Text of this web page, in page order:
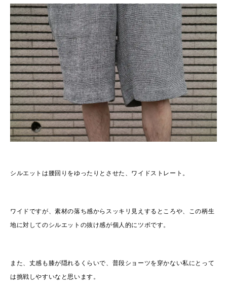
シルエットは腰回りをゆったりとさせた、ワイドストレート。
ワイドですが、素材の落ち感からスッキリ見えするところや、この柄生
地に対してのシルエットの抜け感が個人的にツボです。
また、丈感も膝が隠れるくらいで、普段ショーツを穿かない私にとって
は挑戦しやすいなと思います。